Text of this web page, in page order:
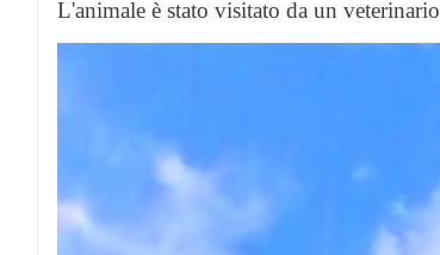
L'animale è stato visitato da un veterinario